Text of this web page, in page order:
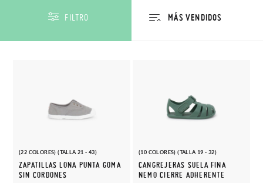
FILTRO
(22 COLORES) (TALLA 21 - 43)
ZAPATILLAS LONA PUNTA GOMA
SIN CORDONES
(10 COLORES) (TALLA 19 - 32)
CANGREJERAS SUELA FINA
NEMO CIERRE ADHERENTE